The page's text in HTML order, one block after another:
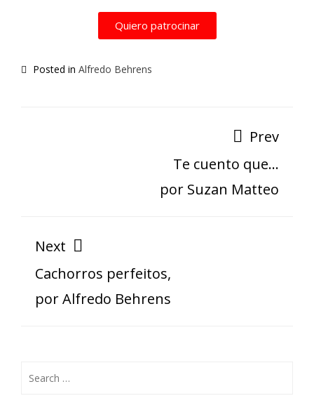
Quiero patrocinar
Posted in Alfredo Behrens
Prev
Te cuento que…
por Suzan Matteo
Next
Cachorros perfeitos,
por Alfredo Behrens